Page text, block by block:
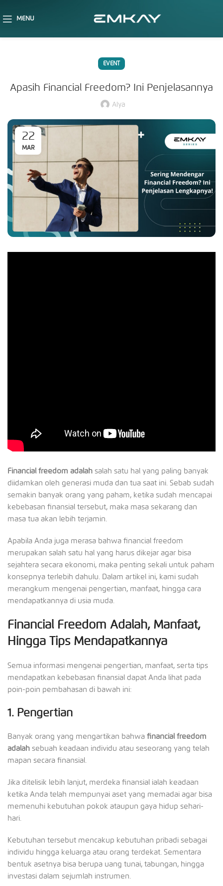
MENU
EVENT
Apasih Financial Freedom? Ini Penjelasannya
Alya
22
MAR
Financial freedom adalah salah satu hal yang paling banyak
diidamkan oleh generasi muda dan tua saat ini. Sebab sudah
semakin banyak orang yang paham, ketika sudah mencapai
kebebasan finansial tersebut, maka masa sekarang dan
masa tua akan lebih terjamin.
Apabila Anda juga merasa bahwa financial freedom
merupakan salah satu hal yang harus dikejar agar bisa
sejahtera secara ekonomi, maka penting sekali untuk paham
konsepnya terlebih dahulu. Dalam artikel ini, kami sudah
merangkum mengenai pengertian, manfaat, hingga cara
mendapatkannya di usia muda.
Financial Freedom Adalah, Manfaat,
Hingga Tips Mendapatkannya
Semua informasi mengenai pengertian, manfaat, serta tips
mendapatkan kebebasan finansial dapat Anda lihat pada
poin-poin pembahasan di bawah ini:
1. Pengertian
Banyak orang yang mengartikan bahwa financial freedom
adalah sebuah keadaan individu atau seseorang yang telah
mapan secara finansial.
Jika ditelisik lebih lanjut, merdeka finansial ialah keadaan
ketika Anda telah mempunyai aset yang memadai agar bisa
memenuhi kebutuhan pokok ataupun gaya hidup sehari-
hari.
Kebutuhan tersebut mencakup kebutuhan pribadi sebagai
individu hingga keluarga atau orang terdekat. Sementara
bentuk asetnya bisa berupa uang tunai, tabungan, hingga
investasi dalam sejumlah instrumen.